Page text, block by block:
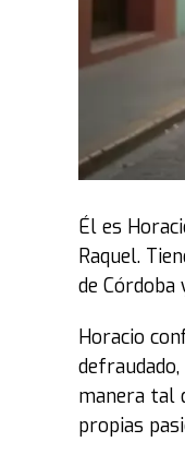
Él es
Raquel.
de
Horacio
manera tal
propias